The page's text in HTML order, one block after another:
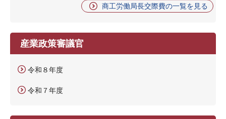
商工労働局長交際費の一覧を見る
産業政策審議官
令和８年度
令和７年度